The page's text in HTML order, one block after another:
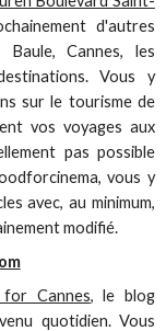
d'autres
Cannes, les
Vous y
sur le tourisme de
vos voyages aux
pas possible
vous y
avec, au minimum,
modifié.
Cannes, le blog
quotidien. Vous